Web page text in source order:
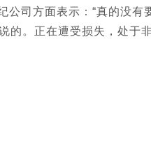
司方面表示：“真的没有
的。正在遭受损失，处于